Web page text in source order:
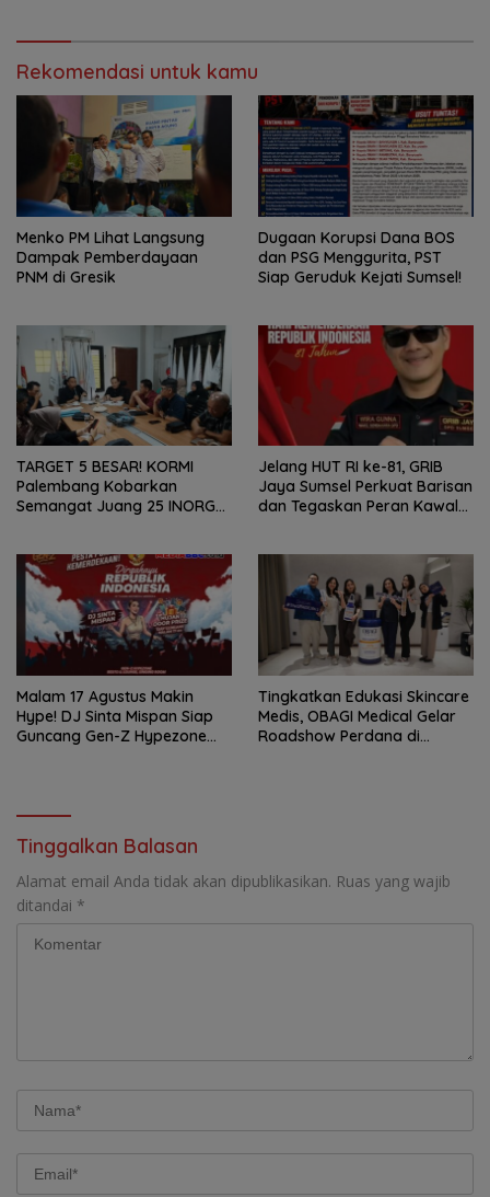
Rekomendasi untuk kamu
Menko PM Lihat Langsung
Dampak Pemberdayaan
PNM di Gresik
Dugaan Korupsi Dana BOS
dan PSG Menggurita, PST
Siap Geruduk Kejati Sumsel!
TARGET 5 BESAR! KORMI
Palembang Kobarkan
Semangat Juang 25 INORGA
Jelang HUT RI ke-81, GRIB
Jaya Sumsel Perkuat Barisan
dan Tegaskan Peran Kawal
Malam 17 Agustus Makin
Hype! DJ Sinta Mispan Siap
Guncang Gen-Z Hypezone
Tingkatkan Edukasi Skincare
Medis, OBAGI Medical Gelar
Roadshow Perdana di
Tinggalkan Balasan
Alamat email Anda tidak akan dipublikasikan. Ruas yang wajib
ditandai *